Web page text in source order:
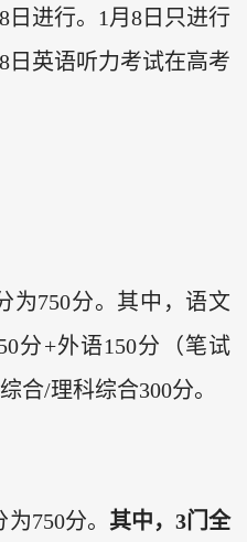
日进行。1月8日只进行
日英语听力考试在高考
为750分。其中，语文
分+外语150分（笔试
合/理科综合300分。
750分。 其中，3门全